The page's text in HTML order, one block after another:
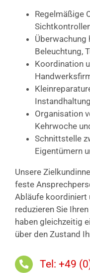
Regelmäßige
Überwachung
Beleuchtung,
Koordination
Organisation
Kehrwoche
Schnittstelle
Eigentümern
Unsere
feste
Abläufe koordiniert
reduzieren Sie
haben gleichzeitig
über den Zustand
Tel: +49